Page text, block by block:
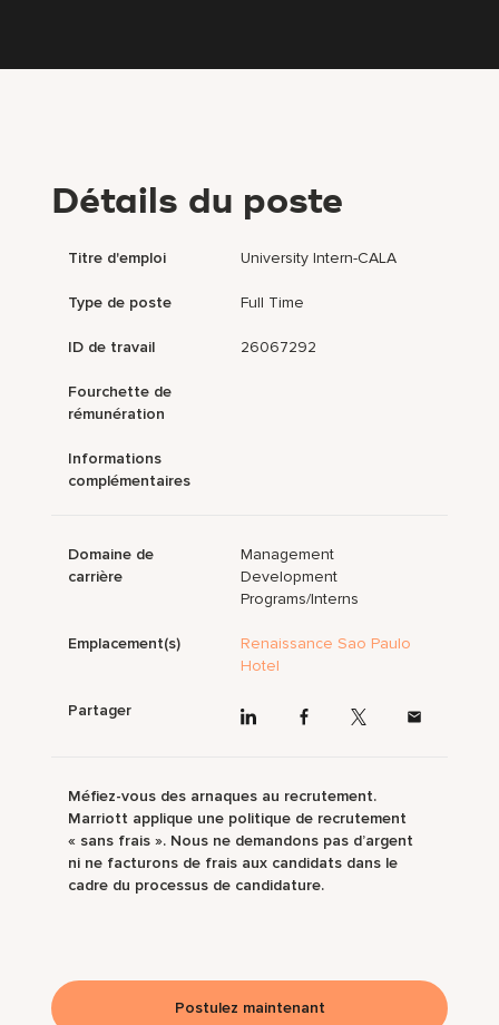
Détails du poste
Titre d'emploi University Intern-CALA
Type de poste Full Time
ID de travail 26067292
Fourchette de
rémunération
Informations
complémentaires
Domaine de
carrière
Management
Development
Programs/Interns
Emplacement(s)
Renaissance Sao Paulo
Hotel
Partager
Méfiez-vous des arnaques au recrutement.
Marriott applique une politique de recrutement
« sans frais ». Nous ne demandons pas d’argent
ni ne facturons de frais aux candidats dans le
cadre du processus de candidature.
Postulez maintenant